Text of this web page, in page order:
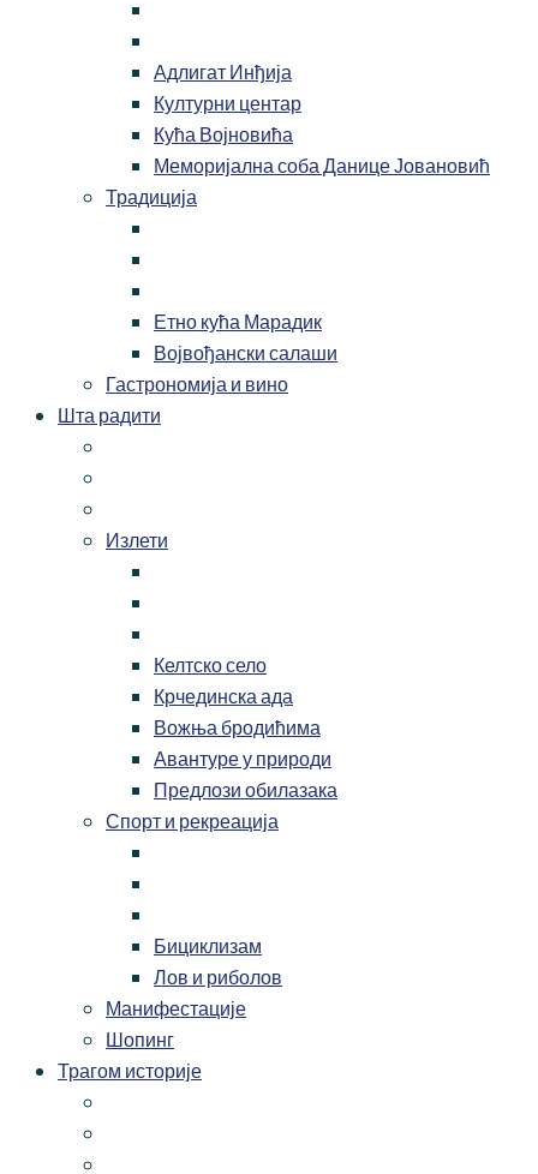
Адлигат Инђија
Културни центар
Кућа Војновића
Меморијална соба Данице Јовановић
Традиција
Етно кућа Марадик
Војвођански салаши
Гастрономија и вино
Шта радити
Излети
Келтско село
Крчединска ада
Вожња бродићима
Авантуре у природи
Предлози обилазака
Спорт и рекреација
Бициклизам
Лов и риболов
Манифестације
Шопинг
Трагом историје